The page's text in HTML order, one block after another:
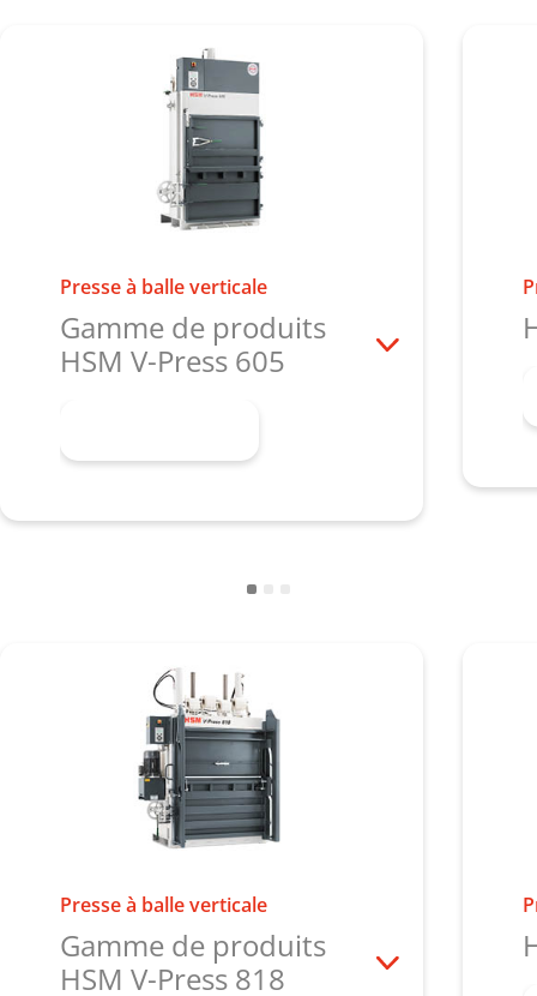
Presse à balle verticale
Gamme de produits
HSM V-Press 605
Presse à balle verticale
Gamme de produits
HSM V-Press 818